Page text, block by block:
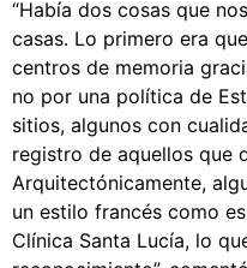
“Había dos cosas que
casas. Lo primero era
centros de memoria
no por una política de
sitios, algunos con
registro de aquellos que
Arquitectónicamente,
un estilo francés como
Clínica Santa Lucía, lo